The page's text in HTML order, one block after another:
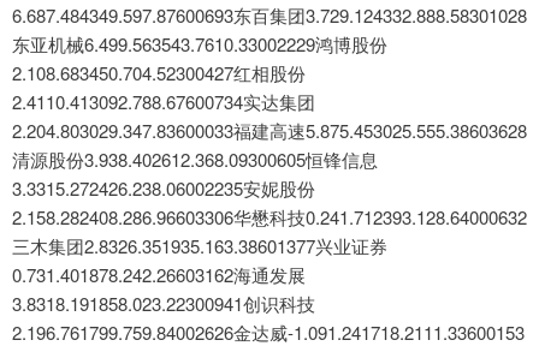
6.687.484349.597.87600693东百集团3.729.124332.888.58301028
东亚机械6.499.563543.7610.33002229鸿博股份
2.108.683450.704.52300427红相股份
2.4110.413092.788.67600734实达集团
2.204.803029.347.83600033福建高速5.875.453025.555.38603628
清源股份3.938.402612.368.09300605恒锋信息
3.3315.272426.238.06002235安妮股份
2.158.282408.286.96603306华懋科技0.241.712393.128.64000632
三木集团2.8326.351935.163.38601377兴业证券
0.731.401878.242.26603162海通发展
3.8318.191858.023.22300941创识科技
2.196.761799.759.84002626金达威-1.091.241718.2111.33600153